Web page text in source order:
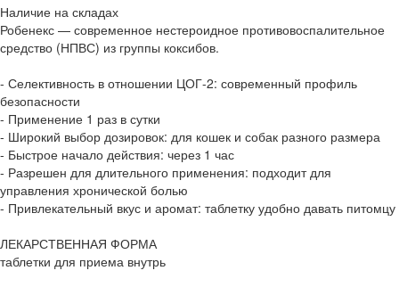
Наличие на складах
Робенекс — современное нестероидное противовоспалительное
средство (НПВС) из группы коксибов.
- Селективность в отношении ЦОГ-2: современный профиль
безопасности
- Применение 1 раз в сутки
- Широкий выбор дозировок: для кошек и собак разного размера
- Быстрое начало действия: через 1 час
- Разрешен для длительного применения: подходит для
управления хронической болью
- Привлекательный вкус и аромат: таблетку удобно давать питомцу
ЛЕКАРСТВЕННАЯ ФОРМА
таблетки для приема внутрь